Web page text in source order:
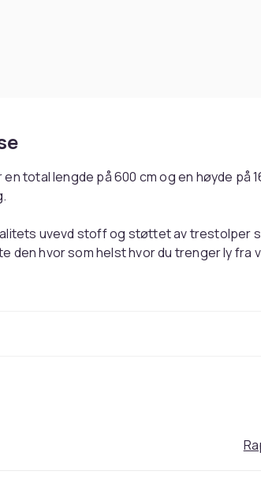
total lengde på 600 cm og en høyde på
uvevd stoff og støttet av trestolper
den hvor som helst hvor du trenger ly fra